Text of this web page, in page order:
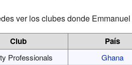
ver los clubes donde
Club País
Professionals Ghana